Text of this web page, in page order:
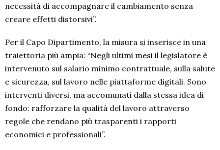
necessità di accompagnare il cambiamento senza
creare effetti distorsivi”.
Per il Capo Dipartimento, la misura si inserisce in una
traiettoria più ampia: “Negli ultimi mesi il legislatore è
intervenuto sul salario minimo contrattuale, sulla salute
e sicurezza, sul lavoro nelle piattaforme digitali. Sono
interventi diversi, ma accomunati dalla stessa idea di
fondo: rafforzare la qualità del lavoro attraverso
regole che rendano più trasparenti i rapporti
economici e professionali”.